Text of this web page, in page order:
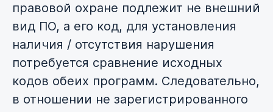
правовой охране подлежит не внешний
вид ПО, а его код, для установления
наличия / отсутствия нарушения
потребуется сравнение исходных
кодов обеих программ. Следовательно,
в отношении не зарегистрированного